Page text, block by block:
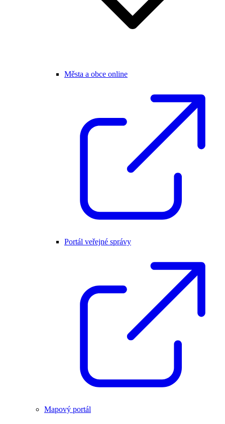
Města a obce online
Portál veřejné správy
Mapový portál